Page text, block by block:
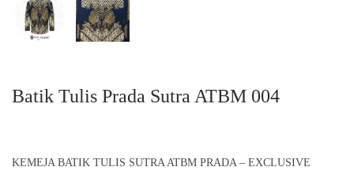
Batik Tulis Prada Sutra ATBM 004
KEMEJA BATIK TULIS SUTRA ATBM PRADA – EXCLUSIVE